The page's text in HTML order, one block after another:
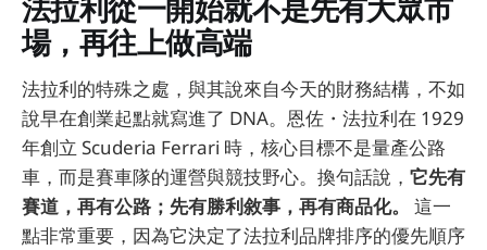
法拉利從一開始就不是先有大眾市
場，再往上做高端
法拉利的特殊之處，與其說來自今天的財務結構，不如
說早在創業起點就寫進了 DNA。恩佐・法拉利在 1929
年創立 Scuderia Ferrari 時，核心目標不是量產公路
車，而是賽車隊的運營與競技野心。換句話說， 它先有
賽道，再有公路；先有勝利敘事，再有商品化。
這一
點非常重要，因為它決定了法拉利品牌排序的優先順序